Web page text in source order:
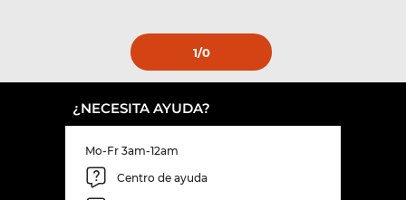
1/0
¿NECESITA AYUDA?
Mo-Fr 3am-12am
Centro de ayuda